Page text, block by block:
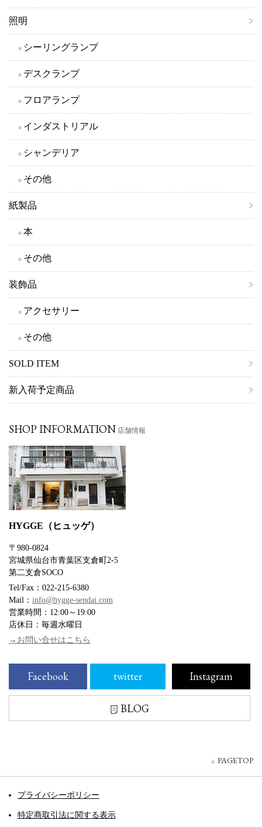
照明
シーリングランプ
デスクランプ
フロアランプ
インダストリアル
シャンデリア
その他
紙製品
本
その他
装飾品
アクセサリー
その他
SOLD ITEM
新入荷予定商品
SHOP INFORMATION 店舗情報
HYGGE（ヒュッゲ）
〒980-0824
宮城県仙台市青葉区支倉町2-5
第二支倉SOCO
Tel/Fax：022-215-6380
Mail： info@hygge-sendai.com
営業時間：12:00～19:00
店休日：毎週水曜日
→お問い合せはこちら
Facebook twitter Instagram
BLOG
PAGETOP
プライバシーポリシー
特定商取引法に関する表示